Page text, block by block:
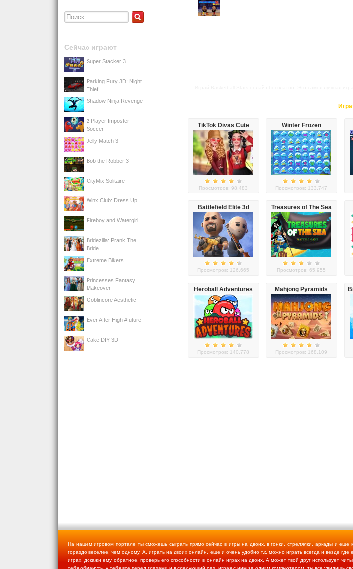
Сейчас играют
Super Stacker 3
Parking Fury 3D: Night
Thief
Shadow Ninja Revenge
2 Player Imposter
Soccer
Jelly Match 3
Bob the Robber 3
CityMix Solitaire
Winx Club: Dress Up
Fireboy and Watergirl
Bridezilla: Prank The
Bride
Extreme Bikers
Princesses Fantasy
Makeover
Goblincore Aesthetic
Ever After High #future
Cake DIY 3D
TikTok Divas Cute
School Pleated Skirt
Looks
Просмотров: 98,483
Winter Frozen
Просмотров: 133,747
Battlefield Elite 3d
Просмотров: 126,665
Treasures of The Sea
Просмотров: 65,955
Heroball Adventures
Просмотров: 140,778
Mahjong Pyramids
Просмотров: 168,109
На нашем игровом портале ты сможешь сыграть прямо сейчас в игры на двоих, в гонки, стрелялки, аркады и
гораздо веселее, чем одному. А, играть на двоих онлайн, еще и очень удобно т.к. можно играть всегда и везде
играх, докажи ему обратное, проверь его способности в онлайн играх на двоих. А может твой друг использует
тебя обмануть, у тебя все перед глазами и в следующий раз, играя с ним за одним компьютером, ты все увидишь